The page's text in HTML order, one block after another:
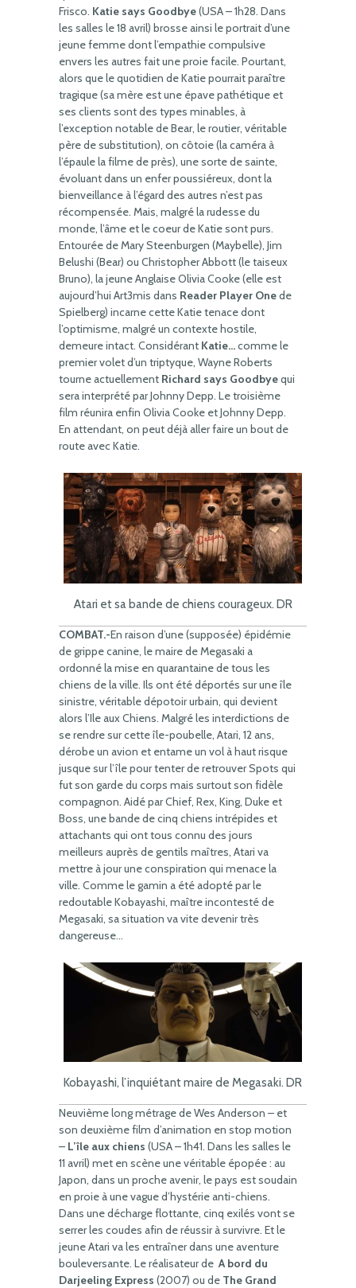
Frisco. Katie says Goodbye(USA – 1h28. Dans
les salles le 18 avril) brosse ainsi le portrait d’une
jeune femme dont l’empathie compulsive
envers les autres fait une proie facile. Pourtant,
alors que le quotidien de Katie pourrait paraître
tragique (sa mère est une épave pathétique et
ses clients sont des types minables, à
l’exception notable de Bear, le routier, véritable
père de substitution), on côtoie (la caméra à
l’épaule la filme de près), une sorte de sainte,
évoluant dans un enfer poussiéreux, dont la
bienveillance à l’égard des autres n’est pas
récompensée. Mais, malgré la rudesse du
monde, l’âme et le coeur de Katie sont purs.
Entourée de Mary Steenburgen (Maybelle), Jim
Belushi (Bear) ou Christopher Abbott (le taiseux
Bruno), la jeune Anglaise Olivia Cooke (elle est
aujourd’hui Art3mis dans Reader Player Onede
Spielberg) incarne cette Katie tenace dont
l’optimisme, malgré un contexte hostile,
demeure intact. Considérant Katie…comme le
premier volet d’un triptyque, Wayne Roberts
tourne actuellement Richard says Goodbyequi
sera interprété par Johnny Depp. Le troisième
film réunira enfin Olivia Cooke et Johnny Depp.
En attendant, on peut déjà aller faire un bout de
route avec Katie.
Atari et sa bande de chiens courageux. DR
COMBAT.-En raison d’une (supposée) épidémie
de grippe canine, le maire de Megasaki a
ordonné la mise en quarantaine de tous les
chiens de la ville. Ils ont été déportés sur une île
sinistre, véritable dépotoir urbain, qui devient
alors l’Ile aux Chiens. Malgré les interdictions de
se rendre sur cette île-poubelle, Atari, 12 ans,
dérobe un avion et entame un vol à haut risque
jusque sur l’île pour tenter de retrouver Spots qui
fut son garde du corps mais surtout son fidèle
compagnon. Aidé par Chief, Rex, King, Duke et
Boss, une bande de cinq chiens intrépides et
attachants qui ont tous connu des jours
meilleurs auprès de gentils maîtres, Atari va
mettre à jour une conspiration qui menace la
ville. Comme le gamin a été adopté par le
redoutable Kobayashi, maître incontesté de
Megasaki, sa situation va vite devenir très
dangereuse…
Kobayashi, l’inquiétant maire de Megasaki. DR
Neuvième long métrage de Wes Anderson – et
son deuxième film d’animation en stop motion
– L’île aux chiens (USA – 1h41. Dans les salles le
11 avril) met en scène une véritable épopée : au
Japon, dans un proche avenir, le pays est soudain
en proie à une vague d’hystérie anti-chiens.
Dans une décharge flottante, cinq exilés vont se
serrer les coudes afin de réussir à survivre. Et le
jeune Atari va les entraîner dans une aventure
bouleversante. Le réalisateur de A bord du
Darjeeling Express (2007) ou de The Grand